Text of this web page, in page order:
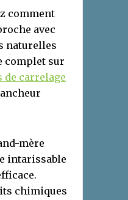
comment
avec
naturelles
complet sur
carrelage
mère
intarissable
chimiques